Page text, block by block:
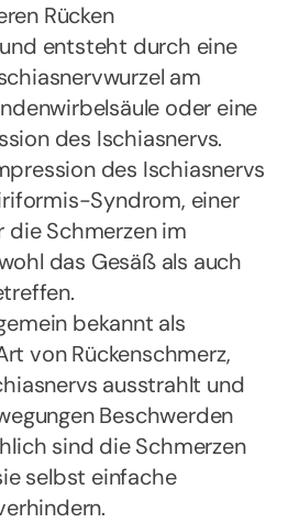
Rücken
entsteht durch eine
am
oder eine
des Ischiasnervs.
des Ischiasnervs
Syndrom, einer
die Schmerzen im
das Gesäß als auch
bekannt als
von Rückenschmerz,
ausstrahlt und
Beschwerden
sind die Schmerzen
selbst einfache